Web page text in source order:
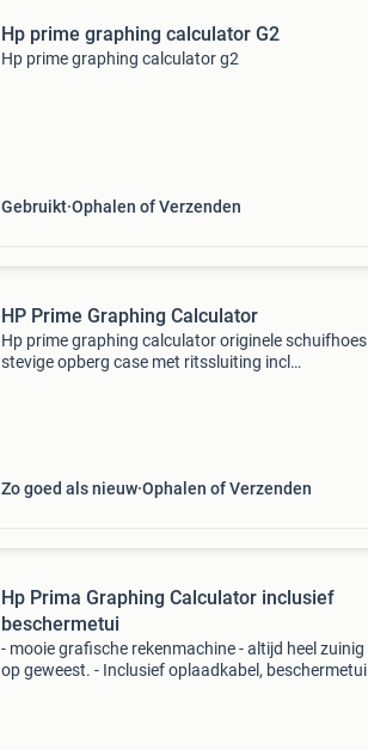
Hp prime graphing calculator G2
Hp prime graphing calculator g2
Gebruikt Ophalen of Verzenden
HP Prime Graphing Calculator
Hp prime graphing calculator originele schuifhoes
stevige opberg case met ritssluiting incl
Zo goed als nieuw Ophalen of Verzenden
Hp Prima Graphing Calculator inclusief
beschermetui
- mooie grafische rekenmachine - altijd heel zuinig
op geweest. - Inclusief oplaadkabel, beschermetui